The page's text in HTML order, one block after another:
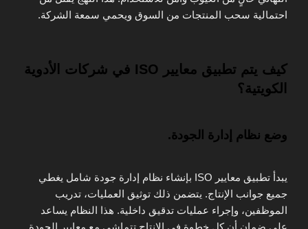
احتمالية سحب المنتجات من السوق ويحمي سمعة الشركة.
كيف يتم تطبيق معايير ISO في شركات الأدوية
الكويتية؟
وضع نظام إدارة الجودة.
يبدأ تطبيق معايير ISO بإنشاء نظام إدارة جودة شامل يغطي
جميع جوانب الإنتاج. يتضمن ذلك توثيق العمليات، تدريب
الموظفين، وإجراء عمليات تدقيق داخلية. هذا النظام يساعد